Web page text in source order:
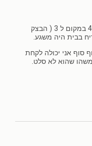
עשיתי, חילקתי את הבצק ל4 במקום ל 3 ( הבצק
בבית היה משגע.
סוף אני יכולה לקחת
שהוא לא סלט.